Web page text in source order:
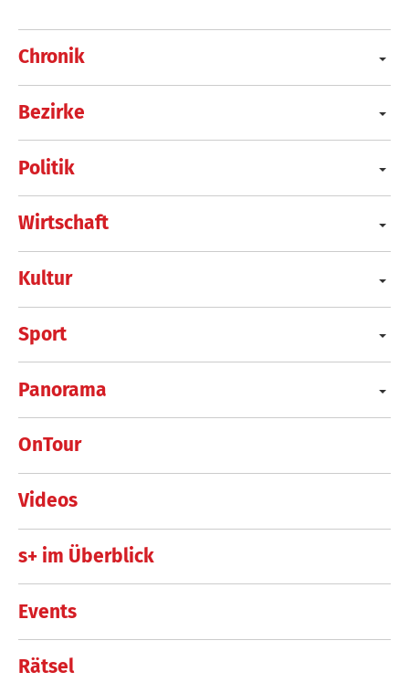
Chronik
Bezirke
Politik
Wirtschaft
Kultur
Sport
Panorama
OnTour
Videos
s+ im Überblick
Events
Rätsel